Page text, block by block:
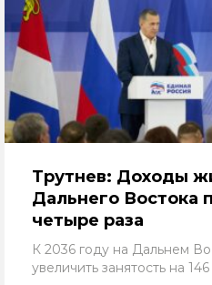
Трутнев: Доходы
Дальнего Востока
четыре раза
К 2036 году на Дальнем
увеличить занятость на